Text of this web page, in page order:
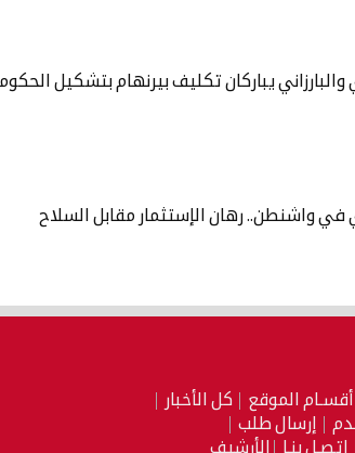
والبارزاني يباركان تكليف بيرنهام بتشكيل
في واشنطن.. رهان الإستثمار مقابل السلاح
أقسـام الموقع
كل الأخبار
إرسال طلب
إتصـل بنـا الأرشيف